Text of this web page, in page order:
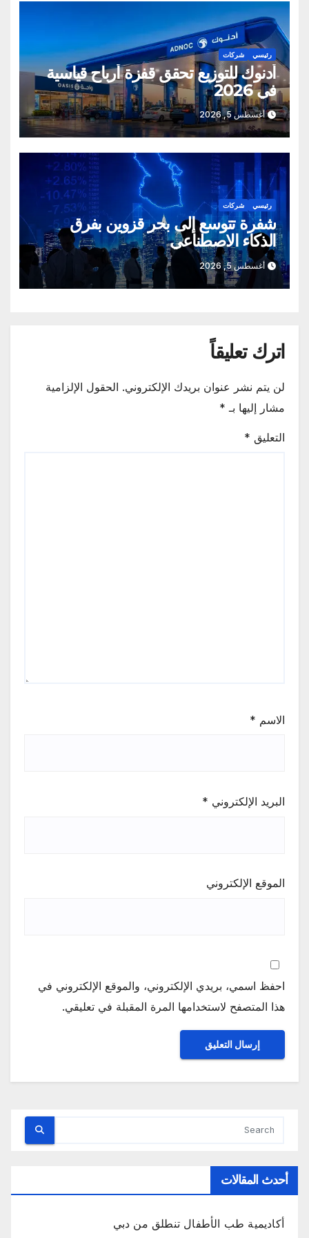
رئيسي شركات
أدنوك للتوزيع تحقق قفزة أرباح قياسية
في 2026
أغسطس 5, 2026
رئيسي شركات
شفرة تتوسع إلى بحر قزوين بفرق
الذكاء الاصطناعي
أغسطس 5, 2026
اترك تعليقاً
لن يتم نشر عنوان بريدك الإلكتروني. الحقول الإلزامية
مشار إليها بـ *
التعليق *
الاسم *
البريد الإلكتروني *
الموقع الإلكتروني
احفظ اسمي، بريدي الإلكتروني، والموقع الإلكتروني في
هذا المتصفح لاستخدامها المرة المقبلة في تعليقي.
أحدث المقالات
أكاديمية طب الأطفال تنطلق من دبي